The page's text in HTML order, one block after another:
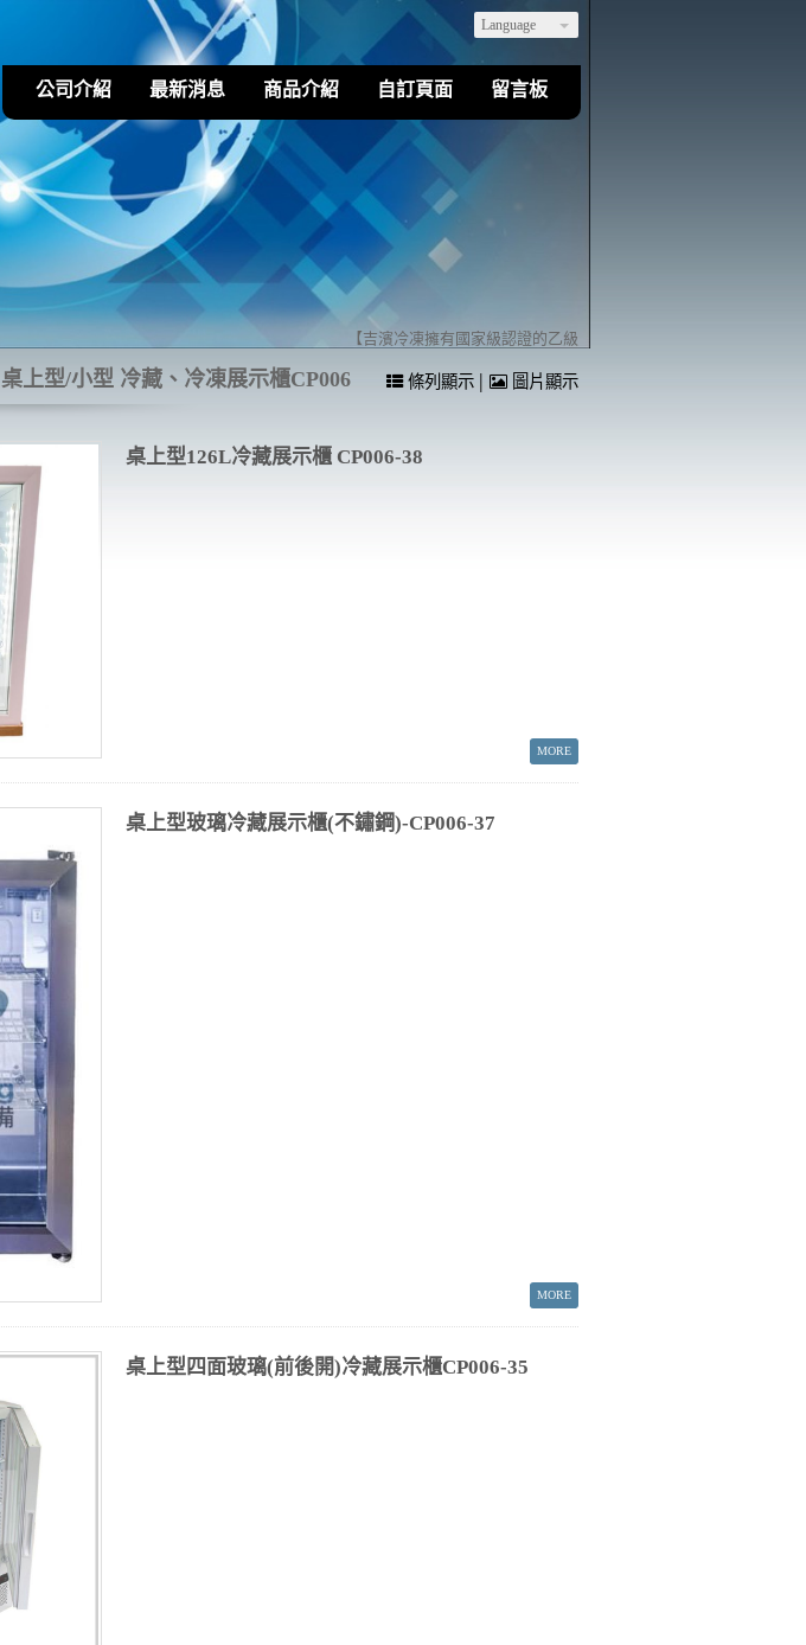
Language
公司介紹 最新消息 商品介紹 自訂頁面 留言板
【吉濱冷凍擁有國家級認證的乙級冷凍空調裝修技術】歡迎您來店(電)
桌上型/小型 冷藏、冷凍展示櫃CP006 條列顯示 | 圖片顯示
桌上型126L冷藏展示櫃 CP006-38
桌上型玻璃冷藏展示櫃(不鏽鋼)-CP006-37
桌上型四面玻璃(前後開)冷藏展示櫃CP006-35